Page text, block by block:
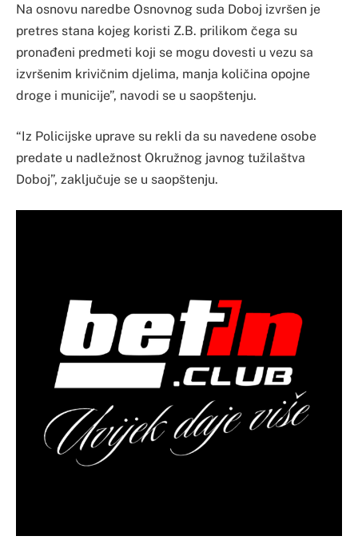
Na osnovu naredbe Osnovnog suda Doboj izvršen je
pretres stana kojeg koristi Z.B. prilikom čega su
pronađeni predmeti koji se mogu dovesti u vezu sa
izvršenim krivičnim djelima, manja količina opojne
droge i municije”, navodi se u saopštenju.
“Iz Policijske uprave su rekli da su navedene osobe
predate u nadležnost Okružnog javnog tužilaštva
Doboj”, zaključuje se u saopštenju.